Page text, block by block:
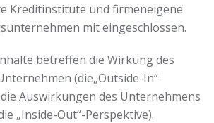
Kreditinstitute und firmeneigene
mit eingeschlossen.
betreffen die Wirkung des
(die„Outside-In“-
Auswirkungen des Unternehmens
„Inside-Out“-Perspektive).